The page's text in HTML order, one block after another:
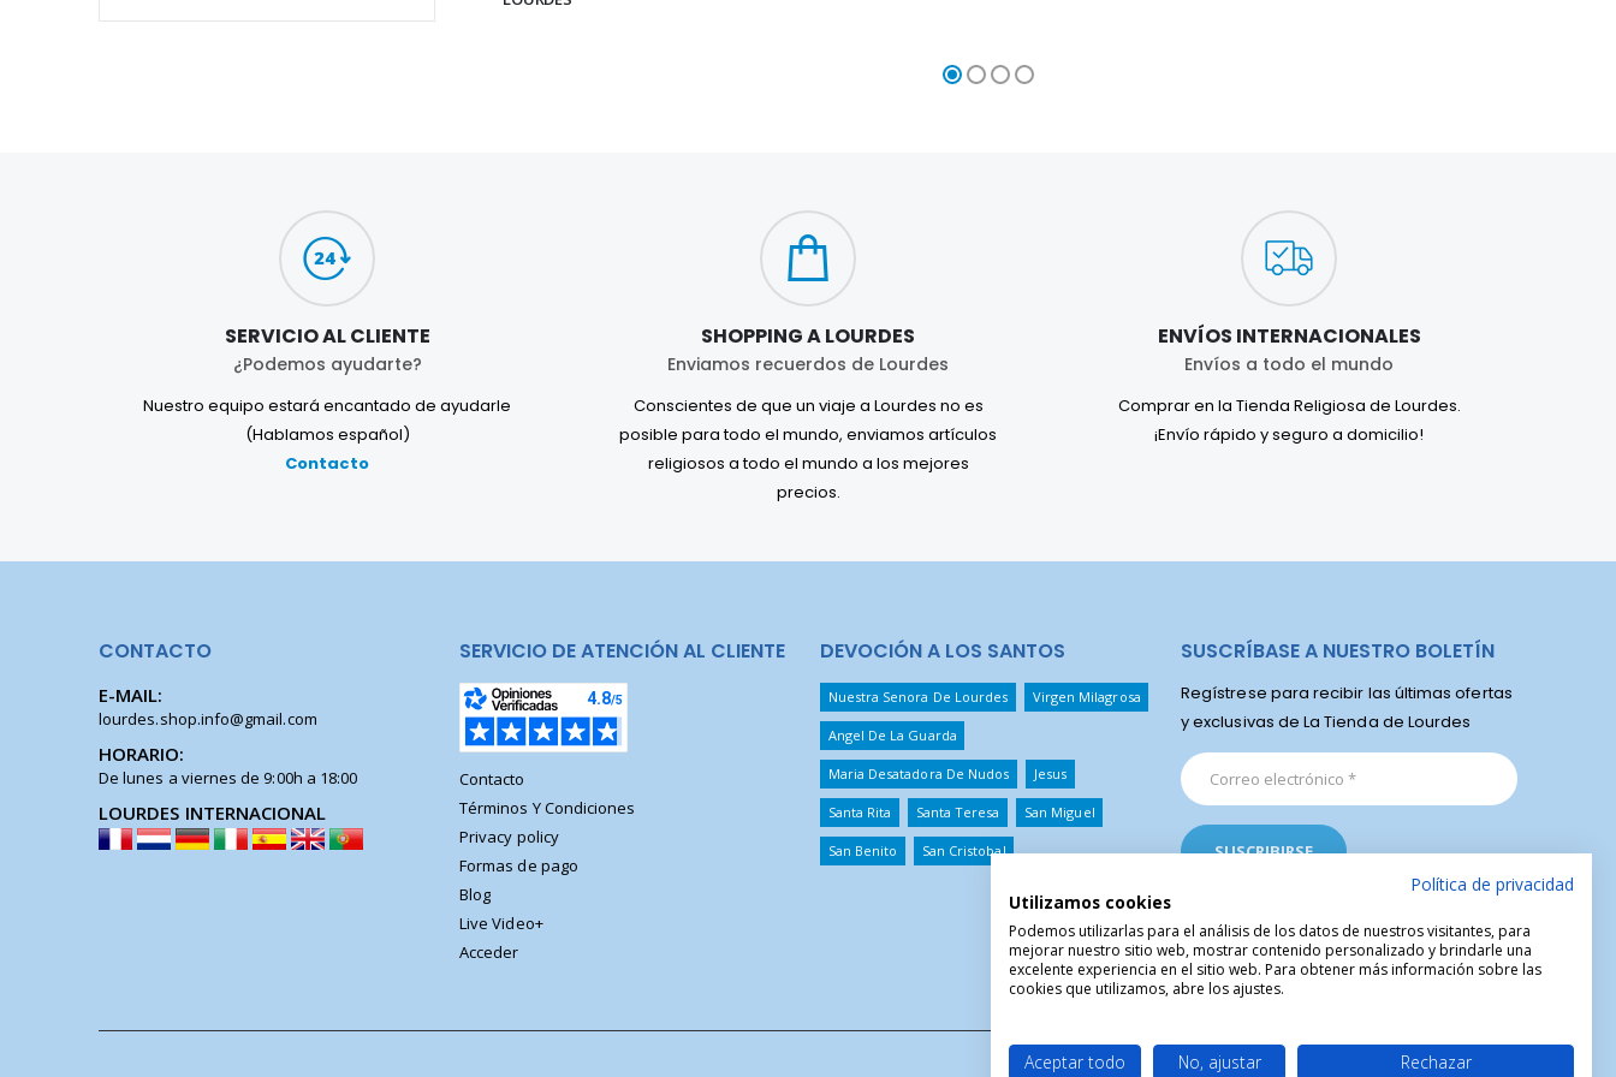
SERVICIO AL CLIENTE
¿Podemos ayudarte?
Nuestro equipo estará encantado de ayudarle
(Hablamos español)
Contacto
SHOPPING A LOURDES
Enviamos recuerdos de Lourdes
Conscientes de que un viaje a Lourdes no es
posible para todo el mundo, enviamos artículos
religiosos a todo el mundo a los mejores
precios.
ENVÍOS INTERNACIONALES
Envíos a todo el mundo
Comprar en la Tienda Religiosa de Lourdes.
¡Envío rápido y seguro a domicilio!
CONTACTO
E-MAIL:
lourdes.shop.info@gmail.com
HORARIO:
De lunes a viernes de 9:00h a 18:00
LOURDES INTERNACIONAL
SERVICIO DE ATENCIÓN AL CLIENTE
Contacto
Términos Y Condiciones
Privacy policy
Formas de pago
Blog
Live Video+
Acceder
DEVOCIÓN A LOS SANTOS
Nuestra Senora De Lourdes Virgen Milagrosa
Angel De La Guarda
Maria Desatadora De Nudos Jesus
Santa Rita Santa Teresa San Miguel
San Benito San Cristobal
SUSCRÍBASE A NUESTRO BOLETÍN
Regístrese para recibir las últimas ofertas
y exclusivas de La Tienda de Lourdes
Política de privacidad
Utilizamos cookies
Podemos utilizarlas para el análisis de los datos de nuestros visitantes, para
mejorar nuestro sitio web, mostrar contenido personalizado y brindarle una
excelente experiencia en el sitio web. Para obtener más información sobre las
cookies que utilizamos, abre los ajustes.
Aceptar todo No, ajustar Rechazar